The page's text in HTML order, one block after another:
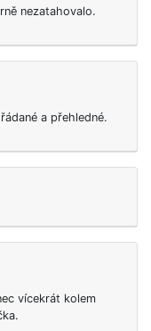
nezatahovalo.
a přehledné.
vícekrát kolem